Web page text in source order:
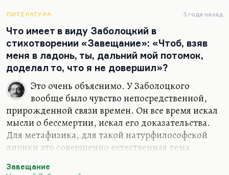
нравится это произведение. Оно в меру страшное.
Валерий Попов говорил, что все разоблачения
сталинизма по сравнению с одной этой повестью,
полной духоты и страха, абсолютно…
ЛИТЕРАТУРА 3 года назад
Что имеет в виду Заболоцкий в
стихотворении «Завещание»: «Чтоб, взяв
меня в ладонь, ты, дальний мой потомок,
доделал то, что я не довершил»?
Это очень объяснимо. У Заболоцкого
вообще было чувство непосредственной,
прирожденной связи времен. Он все время искал
мысли о бессмертии, искал его доказательства.
Для метафизика, для такой натурфилософской
лирики это совершенно естественная тема.
Он говорил, что природа не может бесконечно
Завещание